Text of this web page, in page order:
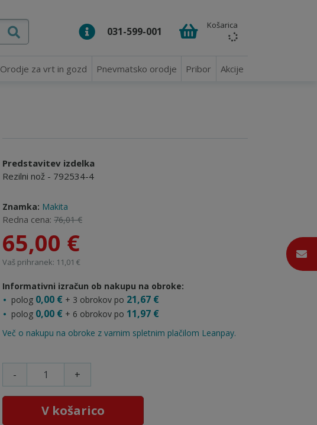
031-599-001 Košarica
Orodje za vrt in gozd Pnevmatsko orodje Pribor Akcije
Predstavitev izdelka
Rezilni nož - 792534-4
Znamka: Makita
Redna cena: 76,01 €
65,00 €
Vaš prihranek: 11,01 €
Informativni izračun ob nakupu na obroke:
polog 0,00 € + 3 obrokov po 21,67 €
polog 0,00 € + 6 obrokov po 11,97 €
Več o nakupu na obroke z varnim spletnim plačilom Leanpay.
- +
V košarico